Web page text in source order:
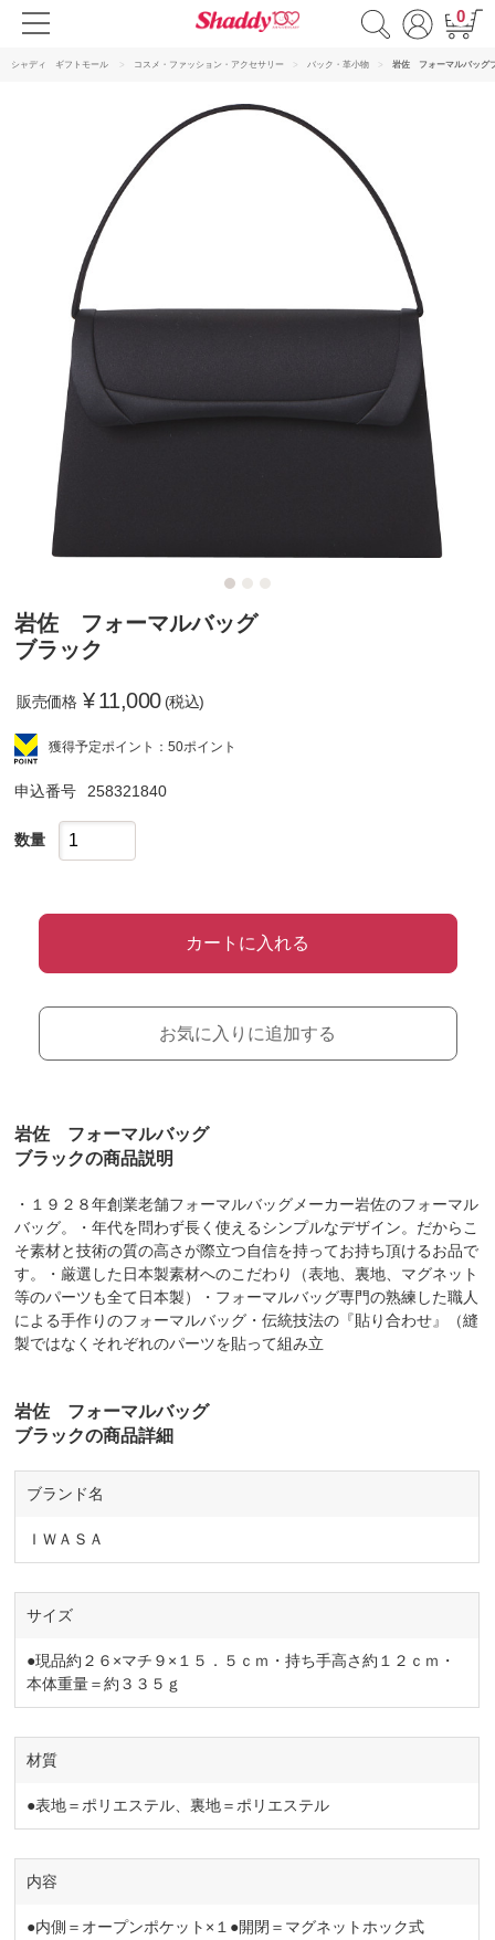
0
シャディ ギフトモール コスメ・ファッション・アクセサリー バック・革小物 岩佐 フォーマルバッグ
岩佐 フォーマルバッグ
ブラック
販売価格 ¥11,000 (税込)
獲得予定ポイント：50ポイント
申込番号 258321840
数量
カートに入れる
お気に入りに追加する
岩佐 フォーマルバッグ
ブラックの商品説明
・１９２８年創業老舗フォーマルバッグメーカー岩佐のフォーマル
バッグ。・年代を問わず長く使えるシンプルなデザイン。だからこ
そ素材と技術の質の高さが際立つ自信を持ってお持ち頂けるお品で
す。・厳選した日本製素材へのこだわり（表地、裏地、マグネット
等のパーツも全て日本製）・フォーマルバッグ専門の熟練した職人
による手作りのフォーマルバッグ・伝統技法の『貼り合わせ』（縫
製ではなくそれぞれのパーツを貼って組み立
岩佐 フォーマルバッグ
ブラックの商品詳細
ブランド名
ＩＷＡＳＡ
サイズ
●現品約２６×マチ９×１５．５ｃｍ・持ち手高さ約１２ｃｍ・
本体重量＝約３３５ｇ
材質
●表地＝ポリエステル、裏地＝ポリエステル
内容
●内側＝オープンポケット×１●開閉＝マグネットホック式